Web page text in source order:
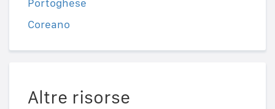
Portoghese
Coreano
Altre risorse